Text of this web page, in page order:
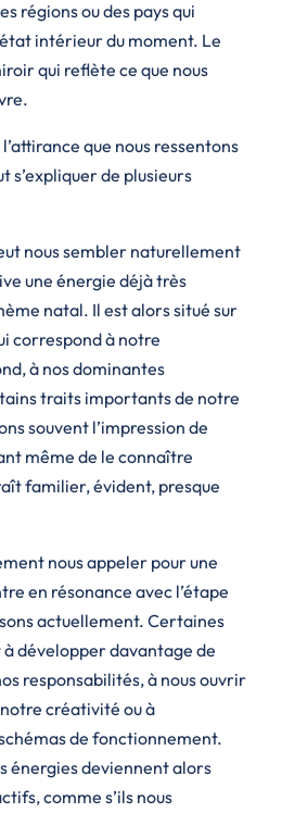
régions ou des pays qui
intérieur du moment. Le
qui reflète ce que nous
que nous ressentons
s’expliquer de plusieurs
nous sembler naturellement
une énergie déjà très
natal. Il est alors situé sur
correspond à notre
à nos dominantes
traits importants de notre
souvent l’impression de
même de le connaître
familier, évident, presque
nous appeler pour une
en résonance avec l’étape
actuellement. Certaines
développer davantage de
responsabilités, à nous ouvrir
créativité ou à
de fonctionnement.
énergies deviennent alors
comme s’ils nous